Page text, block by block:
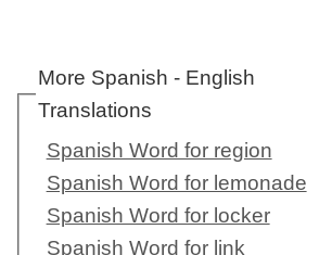
More Spanish - English
Translations
Spanish Word for region
Spanish Word for lemonade
Spanish Word for locker
Spanish Word for link